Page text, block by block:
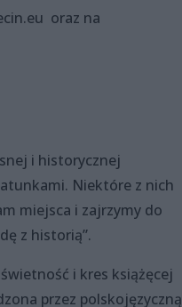
oraz na
i historycznej
Niektóre z nich
miejsca i zajrzymy do
z historią”.
i kres książęcej
przez polskojęzyczną